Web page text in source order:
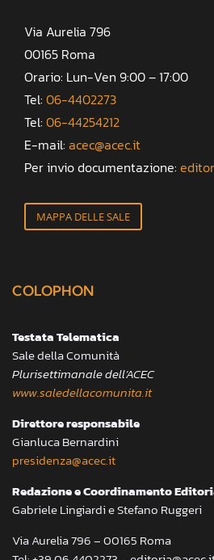
Via Aurelia 796
00165 Roma
Orario: Lun-Ven 9:00 – 17:00
Tel: 06-4402273
Tel: 06-44254212
E-mail: acec@acec.it
Per invio documentazione:
MAPPA DELLE SALE
COLOPHON
Testata Telematica
Sale della Comunità
Plurisettimanale dell’ACEC
www.saledellacomunita.it
Direttore responsabile
Gianluca Bernardini
presidenza@acec.it
Redazione e Coordinamento
Gabriele Lingiardi e Stefano Ruggeri
Via Aurelia 796 – 00165 Roma